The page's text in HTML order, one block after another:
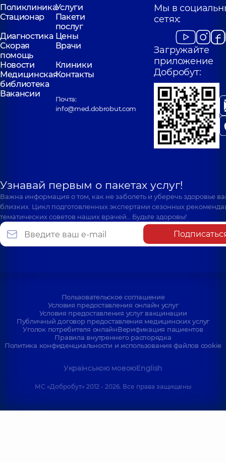
ПоликлиникаУслуги
Стационар
Пакети
послуг
Диагностика Цены
Скорая
помощь
Врачи
Новости
Клиники
Медицинская
библиотека
Контакты
Вакансии
Почта:
info@med.dobrobut.com
Мы в
сетях:
Загружайте
приложение
Добробут:
Узнавай первым о пакетах услуг!
Важна информация о том, как не заболеть и уберечь здоровье
близких. Цикл подготовленных экспертами сезонных
тематических советов наших врачей… Будьте здоровы!
Пользовательское соглашение
Условия предоставления онлайн услуг
Условия предоставления услуг вакцинации
Публичный договор предоставления медицинских услуг
Уголок потребителя онлайнВерификация пациентов
Правила внутреннего распорядка
Политика конфиденциальности и использования файлов cookie
Українською мовоюEnglish
МС «Добробут» 2012 - 2026. Все права защищены